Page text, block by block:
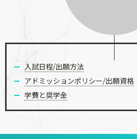
入試日程/出願方法
アドミッションポリシー/出願資格
学費と奨学金